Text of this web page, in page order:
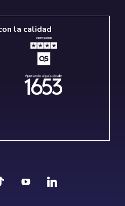
la calidad